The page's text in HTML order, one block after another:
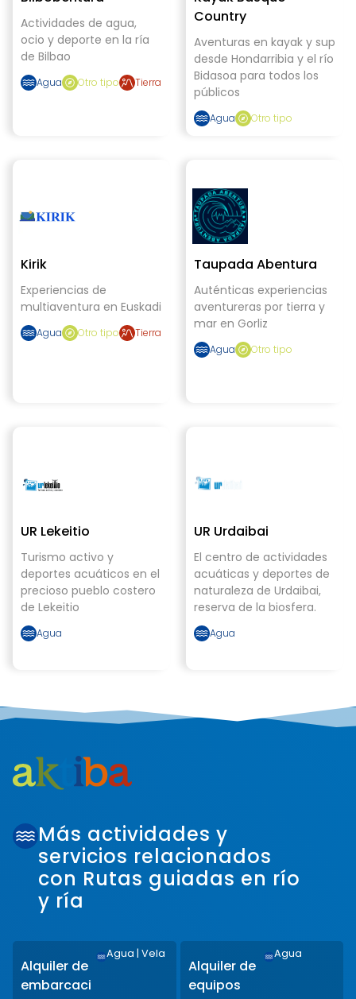
Actividades de agua,
ocio y deporte en la ría
de Bilbao
Agua Otro tipo Tierra
Country
Aventuras en kayak y sup
desde Hondarribia y el río
Bidasoa para todos los
públicos
Agua Otro tipo
Kirik
Experiencias de
multiaventura en Euskadi
Agua Otro tipo Tierra
Taupada Abentura
Auténticas experiencias
aventureras por tierra y
mar en Gorliz
Agua Otro tipo
UR Lekeitio
Turismo activo y
deportes acuáticos en el
precioso pueblo costero
de Lekeitio
Agua
UR Urdaibai
El centro de actividades
acuáticas y deportes de
naturaleza de Urdaibai,
reserva de la biosfera.
Agua
Más actividades y
servicios relacionados
con Rutas guiadas en río
y ría
Alquiler de
embarcaci
Agua |Vela
Alquiler de
equipos
Agua